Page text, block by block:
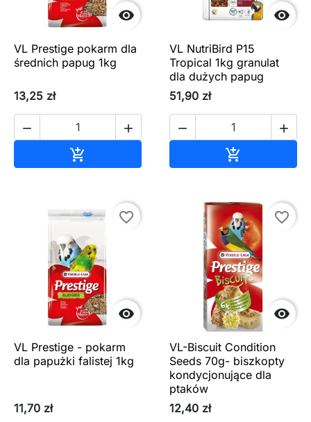

VL Prestige pokarm dla
średnich papug 1kg
13,25 zł
 


VL NutriBird P15
Tropical 1kg granulat
dla dużych papug
51,90 zł
 


favorite_border
VL Prestige - pokarm
dla papużki falistej 1kg
11,70 zł

favorite_border
VL-Biscuit Condition
Seeds 70g- biszkopty
kondycjonujące dla
ptaków
12,40 zł